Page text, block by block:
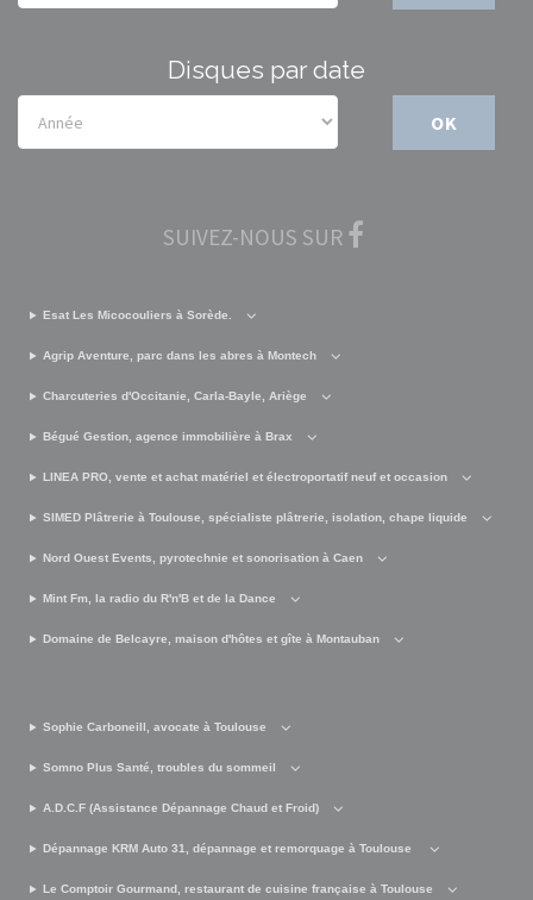
Disques par date
OK
SUIVEZ-NOUS SUR
Esat Les Micocouliers à Sorède.
Agrip Aventure, parc dans les abres à Montech
Charcuteries d'Occitanie, Carla-Bayle, Ariège
Bégué Gestion, agence immobilière à Brax
LINEA PRO, vente et achat matériel et électroportatif neuf et occasion
SIMED Plâtrerie à Toulouse, spécialiste plâtrerie, isolation, chape liquide
Nord Ouest Events, pyrotechnie et sonorisation à Caen
Mint Fm, la radio du R'n'B et de la Dance
Domaine de Belcayre, maison d'hôtes et gîte à Montauban
Sophie Carboneill, avocate à Toulouse
Somno Plus Santé, troubles du sommeil
A.D.C.F (Assistance Dépannage Chaud et Froid)
Dépannage KRM Auto 31, dépannage et remorquage à Toulouse
Le Comptoir Gourmand, restaurant de cuisine française à Toulouse